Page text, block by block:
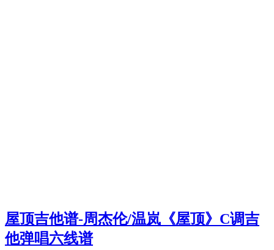
屋顶吉他谱-周杰伦/温岚《屋顶》C调吉
他弹唱六线谱